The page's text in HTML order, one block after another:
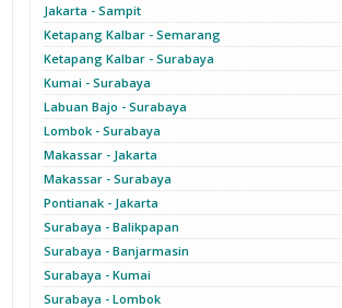
Jakarta - Sampit
Ketapang Kalbar - Semarang
Ketapang Kalbar - Surabaya
Kumai - Surabaya
Labuan Bajo - Surabaya
Lombok - Surabaya
Makassar - Jakarta
Makassar - Surabaya
Pontianak - Jakarta
Surabaya - Balikpapan
Surabaya - Banjarmasin
Surabaya - Kumai
Surabaya - Lombok